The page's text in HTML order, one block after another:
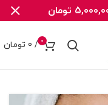
0
/
0 تومان